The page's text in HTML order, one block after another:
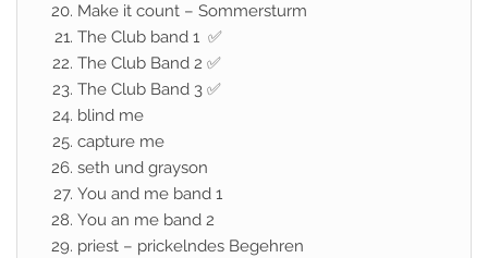
Make it count – Sommersturm
The Club band 1 ✅
The Club Band 2 ✅
The Club Band 3 ✅
blind me
capture me
seth und grayson
You and me band 1
You an me band 2
priest – prickelndes Begehren